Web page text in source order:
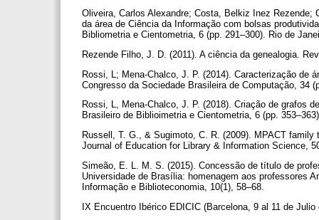
Oliveira, Carlos Alexandre; Costa, Belkiz Inez
da área de Ciência da Informação com bolsas
Bibliometria e Cientometria, 6 (pp. 291–300). Rio de
Rezende Filho, J. D. (2011). A ciência da genealogia.
Rossi, L; Mena-Chalco, J. P. (2014). Caracterização de
Congresso da Sociedade Brasileira de Computação,
Rossi, L, Mena-Chalco, J. P. (2018). Criação de grafos
Brasileiro de Biblioimetria e Cientometria, 6 (pp.
Russell, T. G., & Sugimoto, C. R. (2009). MPACT
Journal of Education for Library & Information Science,
Simeão, E. L. M. S. (2015). Concessão de título de
Universidade de Brasília: homenagem aos professores
Informação e Biblioteconomia, 10(1), 58–68.
IX Encuentro Ibérico EDICIC (Barcelona, 9 al 11 de